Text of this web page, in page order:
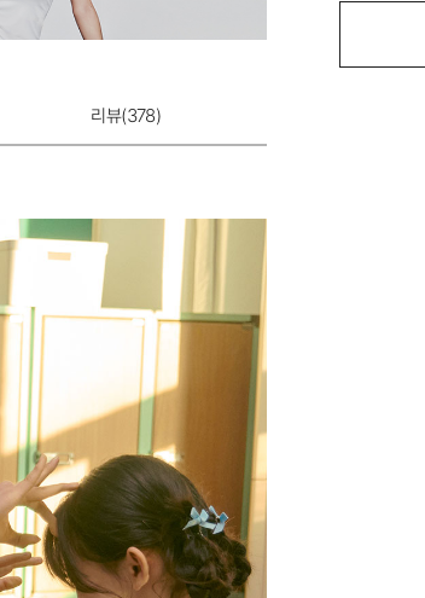
리뷰(378)